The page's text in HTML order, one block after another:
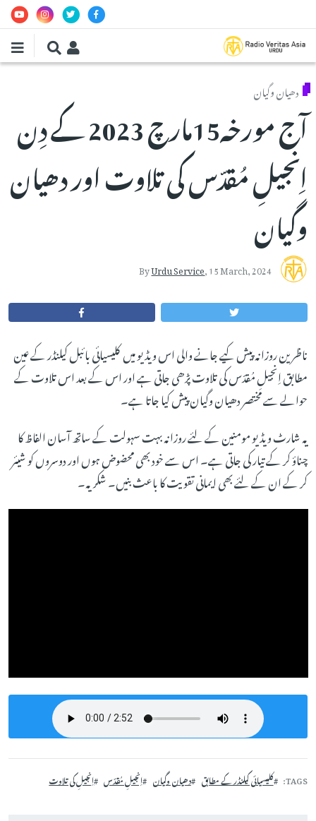
دھیان وگیان
آج مورخہ15مارچ 2023 کے دِن
اِنجیلِ مُقدّس کی تلاوت اور دھیان
وگیان
ByUrdu Service,15 March, 2024
ناظرین روزانہ پیش کیے جانے والی اس ویڈیو میں کلیسیائی بائبل کیلنڈر کے عین
مطابق اِنجیلِ مُقدّس کی تلاوت پڑھی جاتی ہے اور اس کے بعد اس تلاوت کے
حوالے سے مختصر دھیان وگیان پیش کیا جاتا ہے۔
یہ شارٹ ویڈیو مومنین کے لئے روزانہ بہت سہولت کے ساتھ آسان الفاظ کا
چناؤ کر کے تیار کی جاتی ہے۔ اس سے خود بھی محضوض ہوں اور دوسروں کو شیئر
کر کے ان کے لئے بھی ایمانی تقویت کا باعث بنیں۔ شکریہ۔
TAGS کلیسیائی کیلنڈر کے مطابق دھیان وگیان اِنجیلِ مُقدّس اِنجیلِ کی تلاوت